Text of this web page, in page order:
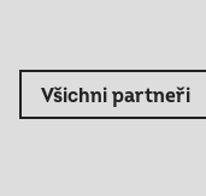
Všichni partneři